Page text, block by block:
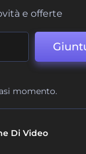
e offerte
momento.
Di Video